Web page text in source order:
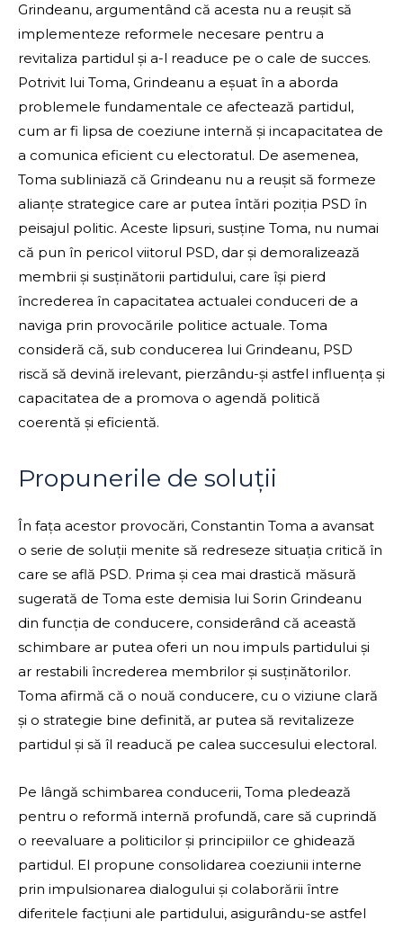
Grindeanu, argumentând că acesta nu a reușit să
implementeze reformele necesare pentru a
revitaliza partidul și a-l readuce pe o cale de succes.
Potrivit lui Toma, Grindeanu a eșuat în a aborda
problemele fundamentale ce afectează partidul,
cum ar fi lipsa de coeziune internă și incapacitatea de
a comunica eficient cu electoratul. De asemenea,
Toma subliniază că Grindeanu nu a reușit să formeze
alianțe strategice care ar putea întări poziția PSD în
peisajul politic. Aceste lipsuri, susține Toma, nu numai
că pun în pericol viitorul PSD, dar și demoralizează
membrii și susținătorii partidului, care își pierd
încrederea în capacitatea actualei conduceri de a
naviga prin provocările politice actuale. Toma
consideră că, sub conducerea lui Grindeanu, PSD
riscă să devină irelevant, pierzându-și astfel influența și
capacitatea de a promova o agendă politică
coerentă și eficientă.
Propunerile de soluții
În fața acestor provocări, Constantin Toma a avansat
o serie de soluții menite să redreseze situația critică în
care se află PSD. Prima și cea mai drastică măsură
sugerată de Toma este demisia lui Sorin Grindeanu
din funcția de conducere, considerând că această
schimbare ar putea oferi un nou impuls partidului și
ar restabili încrederea membrilor și susținătorilor.
Toma afirmă că o nouă conducere, cu o viziune clară
și o strategie bine definită, ar putea să revitalizeze
partidul și să îl readucă pe calea succesului electoral.
Pe lângă schimbarea conducerii, Toma pledează
pentru o reformă internă profundă, care să cuprindă
o reevaluare a politicilor și principiilor ce ghidează
partidul. El propune consolidarea coeziunii interne
prin impulsionarea dialogului și colaborării între
diferitele facțiuni ale partidului, asigurându-se astfel